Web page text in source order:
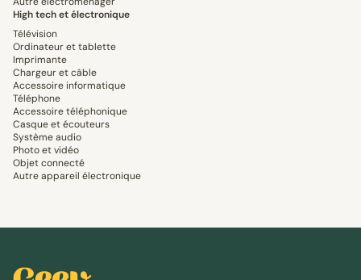
High tech et électronique
Télévision
Ordinateur et tablette
Imprimante
Chargeur et câble
Accessoire informatique
Téléphone
Accessoire téléphonique
Casque et écouteurs
Système audio
Photo et vidéo
Objet connecté
Autre appareil électronique